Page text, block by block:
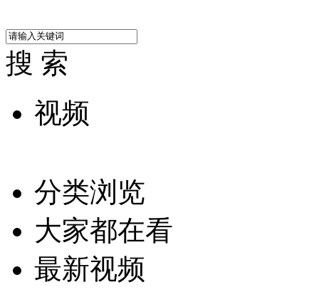
搜 索
视频
分类浏览
大家都在看
最新视频